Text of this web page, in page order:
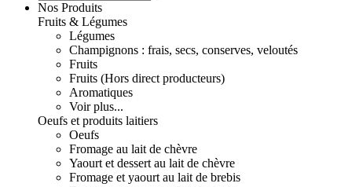
Nos Produits
Fruits & Légumes
Légumes
Champignons : frais, secs, conserves, veloutés
Fruits
Fruits (Hors direct producteurs)
Aromatiques
Voir plus...
Oeufs et produits laitiers
Oeufs
Fromage au lait de chèvre
Yaourt et dessert au lait de chèvre
Fromage et yaourt au lait de brebis